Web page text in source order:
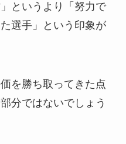
というより「努力で
選手」という印象が
を勝ち取ってきた点
分ではないでしょう